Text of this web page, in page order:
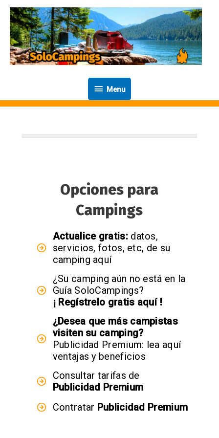
contenido
Menu
Menu
Opciones para
Campings
Actualice gratis:datos,
servicios, fotos, etc, de su
camping aquí
¿Su camping aún no está en la
Guía SoloCampings?
¡ Regístrelo gratis aquí !
¿Desea que más campistas
visiten su camping?
Publicidad Premium: lea aquí
ventajas y beneficios
Consultar tarifas de
Publicidad Premium
Contratar Publicidad Premium